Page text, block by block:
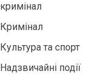
кримінал
Кримінал
Культура та спорт
Надзвичайні події